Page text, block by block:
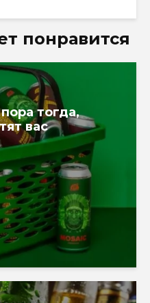
понравится
тогда,
вас